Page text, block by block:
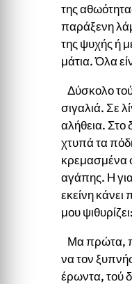
της
παράξενη
της ψυχής ή
μάτια. Όλα
Δύσκολο
σιγαλιά. Σε
αλήθεια. Στο
χτυπά τα
κρεμασμένα
αγάπης. Η
εκείνη κάνει
μου
Μα πρώτα,
να τον
έρωντα, τού